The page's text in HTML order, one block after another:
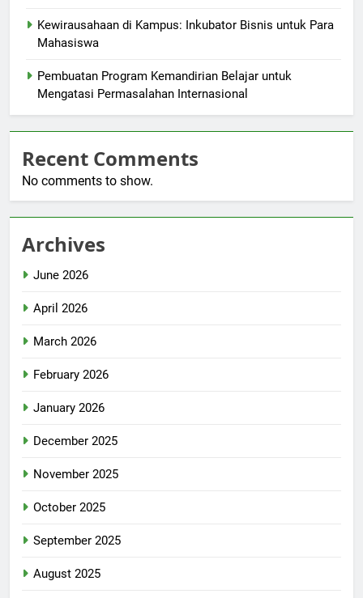
Kewirausahaan di Kampus: Inkubator Bisnis untuk Para
Mahasiswa
Pembuatan Program Kemandirian Belajar untuk
Mengatasi Permasalahan Internasional
Recent Comments
No comments to show.
Archives
June 2026
April 2026
March 2026
February 2026
January 2026
December 2025
November 2025
October 2025
September 2025
August 2025